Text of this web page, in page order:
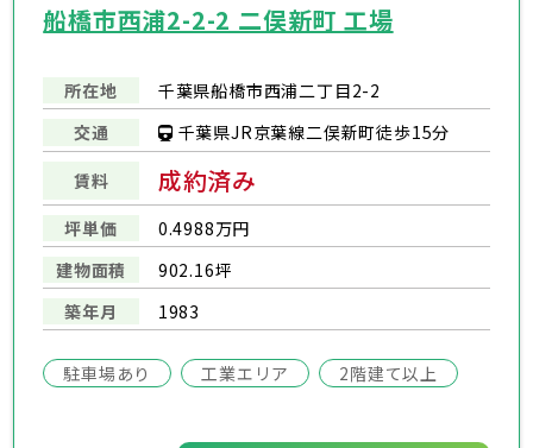
船橋市西浦2-2-2 二俣新町 工場
所在地
千葉県船橋市西浦二丁目2-2
交通
千葉県JR京葉線二俣新町徒歩15分
賃料 成約済み
坪単価
0.4988万円
建物面積
902.16坪
築年月
1983
駐車場あり 工業エリア 2階建て以上